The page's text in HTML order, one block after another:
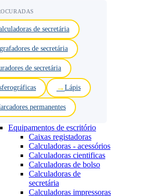
de secretária
de secretária
de secretária
Lápis
permanentes
Equipamentos de escritório
Caixas registadoras
Calculadoras - acessórios
Calculadoras cientificas
Calculadoras de bolso
Calculadoras de
secretária
Calculadoras impressoras